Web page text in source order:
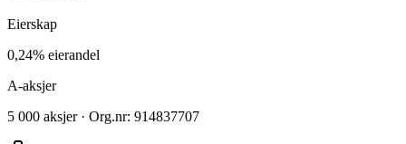
Eierskap
0,24% eierandel
A-aksjer
5 000 aksjer · Org.nr: 914837707